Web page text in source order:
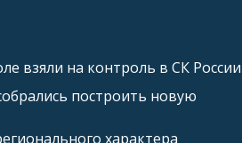
взяли на контроль в СК России
построить новую
характера